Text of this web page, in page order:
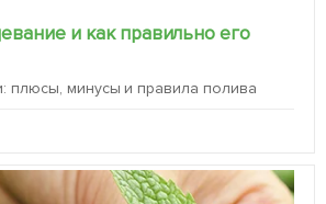
и как правильно его
плюсы, минусы и правила полива